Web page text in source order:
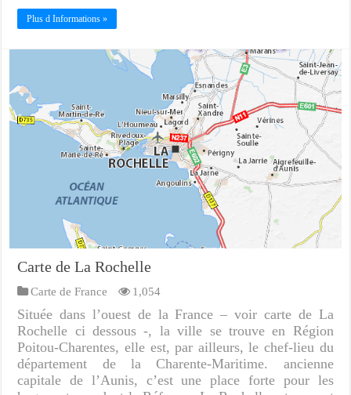
Plus d Informations »
Carte de La Rochelle
Carte de France 1,054
Située dans l’ouest de la France – voir carte de La
Rochelle ci dessous -, la ville se trouve en Région
Poitou-Charentes, elle est, par ailleurs, le chef-lieu du
département de la Charente-Maritime. ancienne
capitale de l’Aunis, c’est une place forte pour les